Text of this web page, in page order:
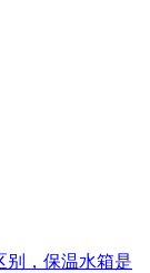
别，保温水箱是